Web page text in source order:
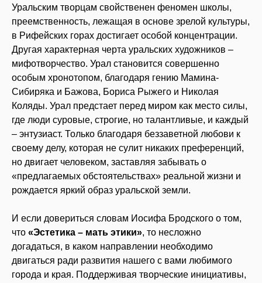
Уральским творцам свойственен феномен школы,
преемственность, лежащая в основе зрелой культуры,
в Рифейских горах достигает особой концентрации.
Другая характерная черта уральских художников –
мифотворчество. Урал становится совершенно
особым хронотопом, благодаря гению Мамина-
Сибиряка и Бажова, Бориса Рыжего и Николая
Коляды. Урал предстает перед миром как место силы,
где люди суровые, строгие, но талантливые, и каждый
– энтузиаст. Только благодаря беззаветной любови к
своему делу, которая не сулит никаких преференций,
но двигает человеком, заставляя забывать о
«предлагаемых обстоятельствах» реальной жизни и
рождается яркий образ уральской земли.
И если довериться словам Иосифа Бродского о том,
что «Эстетика – мать этики», то несложно
догадаться, в каком направлении необходимо
двигаться ради развития нашего с вами любимого
города и края. Поддерживая творческие инициативы,